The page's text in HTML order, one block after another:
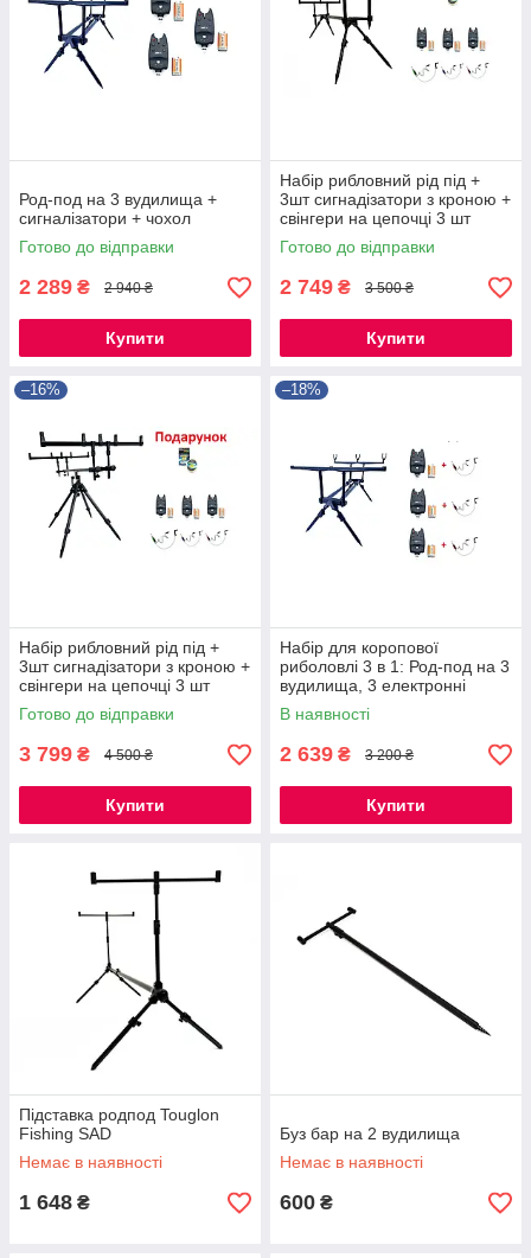
Род-под на 3 вудилища +
сигналізатори + чохол
Готово до відправки
2 289 ₴ 2 940 ₴
Купити
Набір рибловний рід під +
3шт сигнадізатори з кроною +
свінгери на цепочці 3 шт
Готово до відправки
2 749 ₴ 3 500 ₴
Купити
–16%
Набір рибловний рід під +
3шт сигнадізатори з кроною +
свінгери на цепочці 3 шт
Готово до відправки
3 799 ₴ 4 500 ₴
Купити
–18%
Набір для коропової
риболовлі 3 в 1: Род-под на 3
вудилища, 3 електронні
сигналізатори клювання з
батарейками, 3 свінгери на
В наявності
2 639 ₴ 3 200 ₴
Купити
Підставка родпод Touglon
Fishing SAD
Немає в наявності
1 648 ₴
Буз бар на 2 вудилища
Немає в наявності
600 ₴